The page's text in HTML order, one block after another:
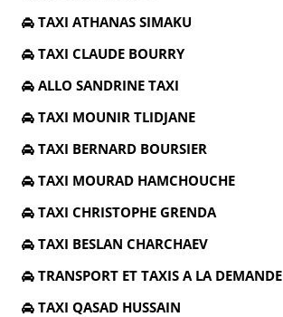
TAXI ATHANAS SIMAKU
TAXI CLAUDE BOURRY
ALLO SANDRINE TAXI
TAXI MOUNIR TLIDJANE
TAXI BERNARD BOURSIER
TAXI MOURAD HAMCHOUCHE
TAXI CHRISTOPHE GRENDA
TAXI BESLAN CHARCHAEV
TRANSPORT ET TAXIS A LA DEMANDE
TAXI QASAD HUSSAIN